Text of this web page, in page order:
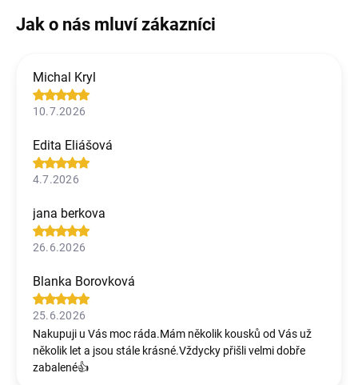
Michal Kryl
10.7.2026
Edita Eliášová
4.7.2026
jana berkova
26.6.2026
Blanka Borovková
25.6.2026
Nakupuji u Vás moc ráda.Mám několik kousků od Vás už
několik let a jsou stále krásné.Vždycky přišli velmi dobře
zabalené👍